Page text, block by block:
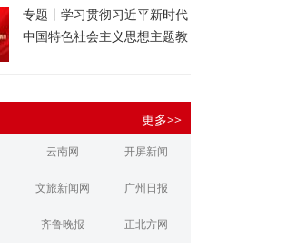
专题丨学习贯彻习近平新时代
中国特色社会主义思想主题教
更多>>
云南网 开屏新闻
文旅新闻网 广州日报
齐鲁晚报 正北方网